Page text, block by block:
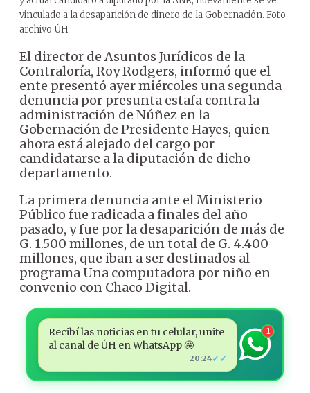
vinculado a la desaparición de dinero de la Gobernación. Foto
archivo ÚH
El director de Asuntos Jurídicos de la
Contraloría, Roy Rodgers, informó que el
ente presentó ayer miércoles una segunda
denuncia por presunta estafa contra la
administración de Núñez en la
Gobernación de Presidente Hayes, quien
ahora está alejado del cargo por
candidatarse a la diputación de dicho
departamento.
La primera denuncia ante el Ministerio
Público fue radicada a finales del año
pasado, y fue por la desaparición de más de
G. 1.500 millones, de un total de G. 4.400
millones, que iban a ser destinados al
programa Una computadora por niño en
convenio con Chaco Digital.
Recibí las noticias en tu celular, unite
al canal de ÚH en WhatsApp 🤩
20:24✓✓
1